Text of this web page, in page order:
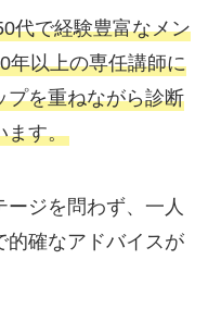
代で経験豊富なメン
年以上の専任講師に
プを重ねながら診断
ます。
ジを問わず、一人
的確なアドバイスが